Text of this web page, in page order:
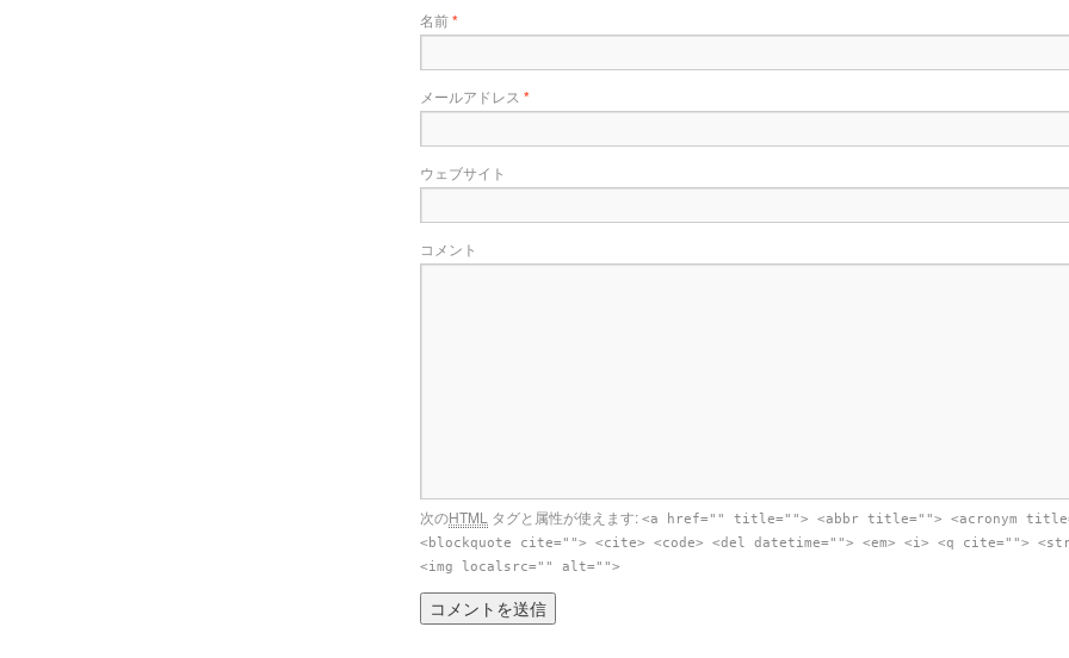
名前*
メールアドレス *
ウェブサイト
コメント
次のHTML タグと属性が使えます: <a href="" title=""> <abbr title=""> <acronym
<blockquote cite=""> <cite> <code> <del datetime=""> <em> <i> <q cite="">
<img localsrc="" alt="">